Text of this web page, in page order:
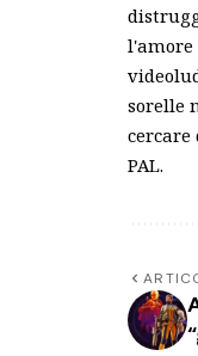
l'amore
sorelle
PAL.